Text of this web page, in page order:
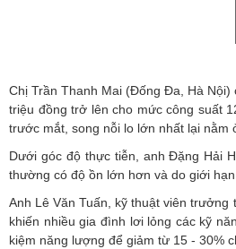
Chị Trần Thanh Mai (Đống Đa, Hà
triệu đồng trở lên cho mức công suất
trước mắt, song nỗi lo lớn nhất lại nằm
Dưới góc độ thực tiễn, anh Đặng Hải
thường có độ ồn lớn hơn và do giới
Anh Lê Văn Tuấn, kỹ thuật viên
khiến nhiều gia đình lơi lỏng các kỹ
kiệm năng lượng để giảm từ 15 - 30%